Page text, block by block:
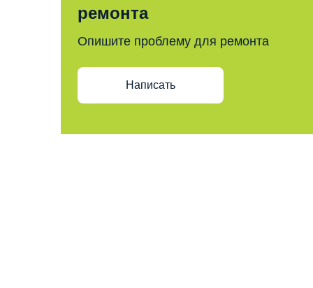
ремонта
Опишите проблему для ремонта
Написать